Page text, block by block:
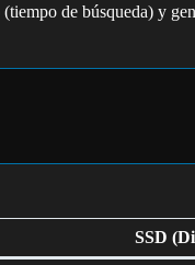
de búsqueda) y
SSD